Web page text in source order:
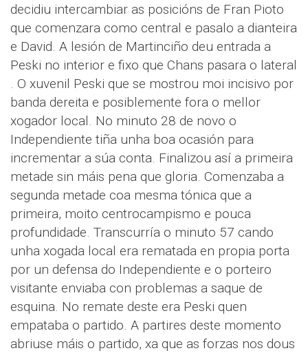
decidiu intercambiar as posicións de Fran Pioto
que comenzara como central e pasalo a dianteira
e David. A lesión de Martinciño deu entrada a
Peski no interior e fixo que Chans pasara o lateral
. O xuvenil Peski que se mostrou moi incisivo por
banda dereita e posiblemente fora o mellor
xogador local. No minuto 28 de novo o
Independiente tiña unha boa ocasión para
incrementar a súa conta. Finalizou así a primeira
metade sin máis pena que gloria. Comenzaba a
segunda metade coa mesma tónica que a
primeira, moito centrocampismo e pouca
profundidade. Transcurría o minuto 57 cando
unha xogada local era rematada en propia porta
por un defensa do Independiente e o porteiro
visitante enviaba con problemas a saque de
esquina. No remate deste era Peski quen
empataba o partido. A partires deste momento
abriuse máis o partido, xa que as forzas nos dous